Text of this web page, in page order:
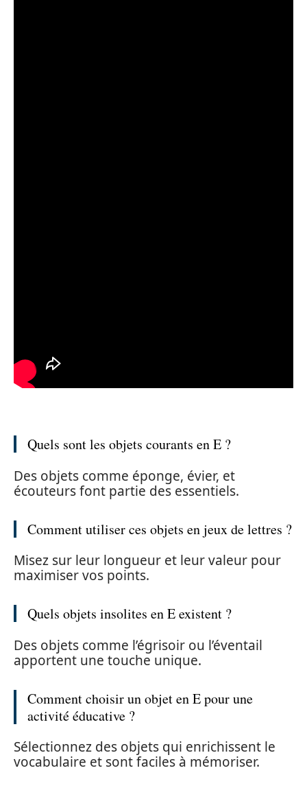
Quels sont les objets courants en E ?
Des objets comme éponge, évier, et
écouteurs font partie des essentiels.
Comment utiliser ces objets en jeux de lettres ?
Misez sur leur longueur et leur valeur pour
maximiser vos points.
Quels objets insolites en E existent ?
Des objets comme l’égrisoir ou l’éventail
apportent une touche unique.
Comment choisir un objet en E pour une
activité éducative ?
Sélectionnez des objets qui enrichissent le
vocabulaire et sont faciles à mémoriser.